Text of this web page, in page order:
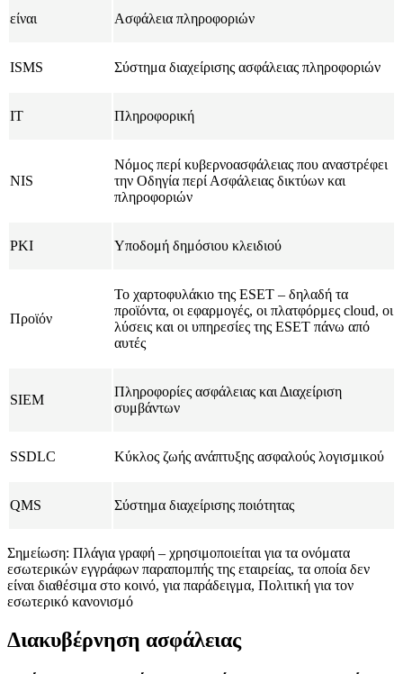
είναι Ασφάλεια πληροφοριών
ISMS Σύστημα διαχείρισης ασφάλειας πληροφοριών
IT Πληροφορική
NIS
Νόμος περί κυβερνοασφάλειας που αναστρέφει
την Οδηγία περί Ασφάλειας δικτύων και
πληροφοριών
PKI Υποδομή δημόσιου κλειδιού
Προϊόν
Το χαρτοφυλάκιο της ESET – δηλαδή τα
προϊόντα, οι εφαρμογές, οι πλατφόρμες cloud, οι
λύσεις και οι υπηρεσίες της ESET πάνω από
αυτές
SIEM
Πληροφορίες ασφάλειας και Διαχείριση
συμβάντων
SSDLC Κύκλος ζωής ανάπτυξης ασφαλούς λογισμικού
QMS Σύστημα διαχείρισης ποιότητας
Σημείωση: Πλάγια γραφή – χρησιμοποιείται για τα ονόματα
εσωτερικών εγγράφων παραπομπής της εταιρείας, τα οποία δεν
είναι διαθέσιμα στο κοινό, για παράδειγμα, Πολιτική για τον
εσωτερικό κανονισμό
Διακυβέρνηση ασφάλειας